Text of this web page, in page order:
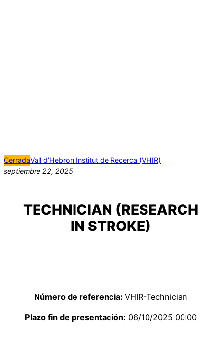
CerradaVall d’Hebron Institut de Recerca (VHIR)
septiembre 22, 2025
TECHNICIAN (RESEARCH
IN STROKE)
Número de referencia: VHIR-Technician
Plazo fin de presentación: 06/10/2025 00:00